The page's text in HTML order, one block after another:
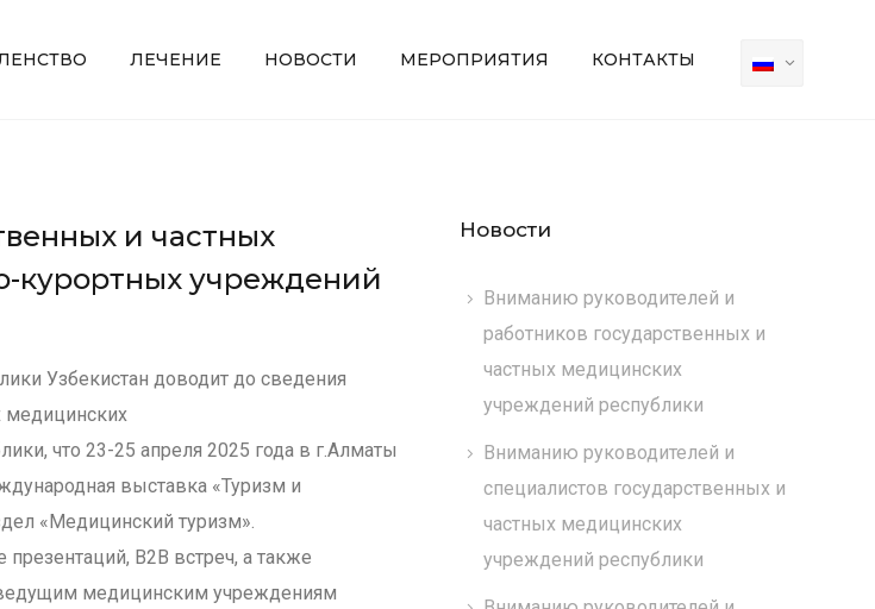
ЛЕЧЕНИЕ НОВОСТИ МЕРОПРИЯТИЯ КОНТАКТЫ
и частных
курортных учреждений
Узбекистан доводит до сведения
медицинских
что 23-25 апреля 2025 года в г.Алматы
выставка «Туризм и
«Медицинский туризм».
В2В встреч, а также
медицинским учреждениям
Новости
Вниманию руководителей и
работников государственных и
частных медицинских
учреждений республики
Вниманию руководителей и
специалистов государственных и
частных медицинских
учреждений республики